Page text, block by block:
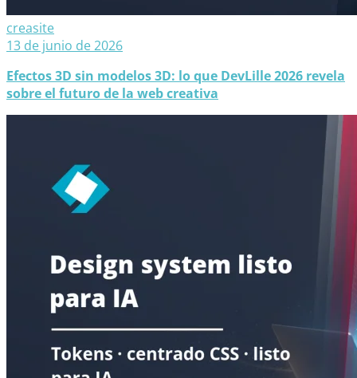
creasite
13 de junio de 2026
Efectos 3D sin modelos 3D: lo que DevLille 2026 revela
sobre el futuro de la web creativa